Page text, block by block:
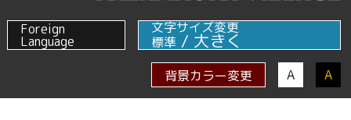
Foreign
Language
文字サイズ変更
標準 / 大きく
背景カラー変更 A A